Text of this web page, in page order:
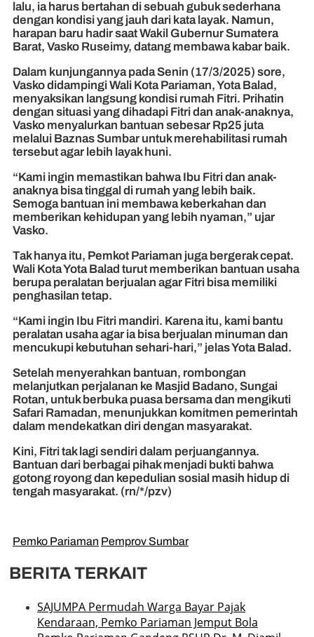
lalu, ia harus bertahan di sebuah gubuk sederhana
dengan kondisi yang jauh dari kata layak. Namun,
harapan baru hadir saat Wakil Gubernur Sumatera
Barat, Vasko Ruseimy, datang membawa kabar baik.
Dalam kunjungannya pada Senin (17/3/2025) sore,
Vasko didampingi Wali Kota Pariaman, Yota Balad,
menyaksikan langsung kondisi rumah Fitri. Prihatin
dengan situasi yang dihadapi Fitri dan anak-anaknya,
Vasko menyalurkan bantuan sebesar Rp25 juta
melalui Baznas Sumbar untuk merehabilitasi rumah
tersebut agar lebih layak huni.
“Kami ingin memastikan bahwa Ibu Fitri dan anak-
anaknya bisa tinggal di rumah yang lebih baik.
Semoga bantuan ini membawa keberkahan dan
memberikan kehidupan yang lebih nyaman,” ujar
Vasko.
Tak hanya itu, Pemkot Pariaman juga bergerak cepat.
Wali Kota Yota Balad turut memberikan bantuan usaha
berupa peralatan berjualan agar Fitri bisa memiliki
penghasilan tetap.
“Kami ingin Ibu Fitri mandiri. Karena itu, kami bantu
peralatan usaha agar ia bisa berjualan minuman dan
mencukupi kebutuhan sehari-hari,” jelas Yota Balad.
Setelah menyerahkan bantuan, rombongan
melanjutkan perjalanan ke Masjid Badano, Sungai
Rotan, untuk berbuka puasa bersama dan mengikuti
Safari Ramadan, menunjukkan komitmen pemerintah
dalam mendekatkan diri dengan masyarakat.
Kini, Fitri tak lagi sendiri dalam perjuangannya.
Bantuan dari berbagai pihak menjadi bukti bahwa
gotong royong dan kepedulian sosial masih hidup di
tengah masyarakat. (rn/*/pzv)
Pemko Pariaman Pemprov Sumbar
BERITA TERKAIT
SAJUMPA Permudah Warga Bayar Pajak
Kendaraan, Pemko Pariaman Jemput Bola